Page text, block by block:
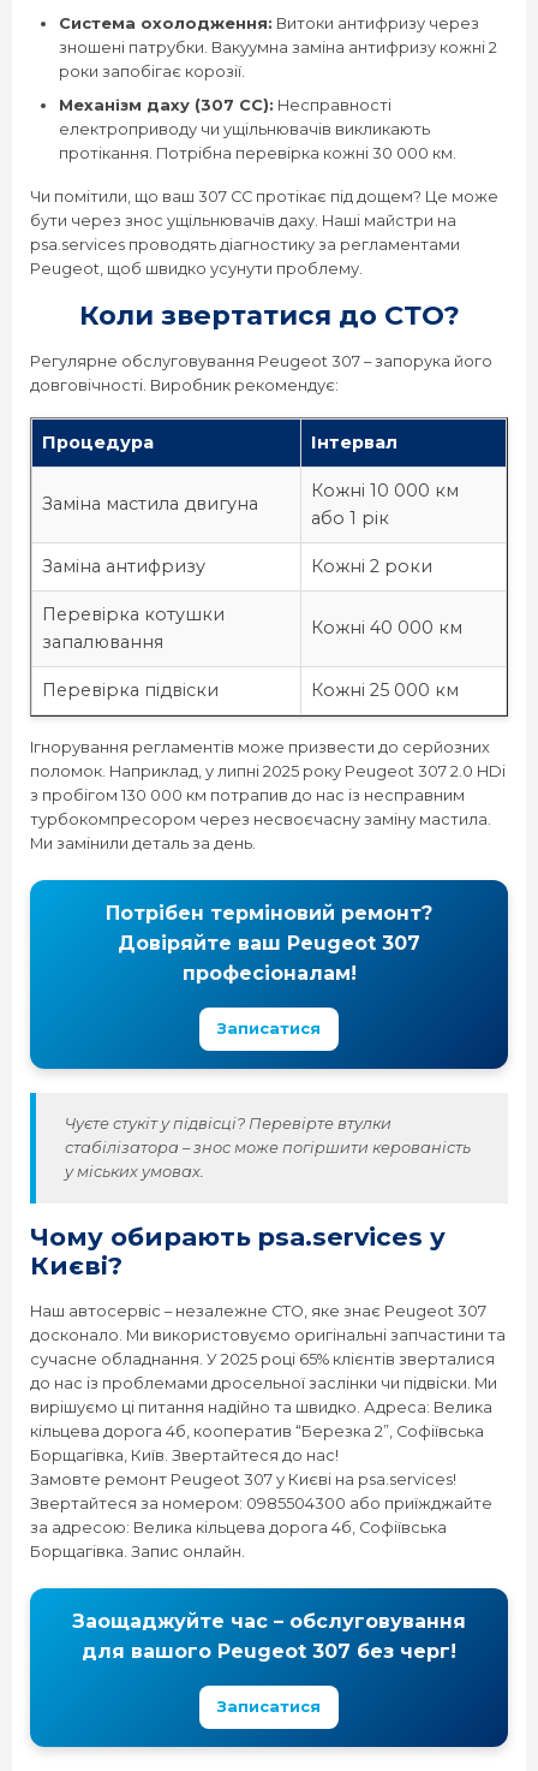
Система охолодження: Витоки антифризу через
зношені патрубки. Вакуумна заміна антифризу кожні 2
роки запобігає корозії.
Механізм даху (307 CC): Несправності
електроприводу чи ущільнювачів викликають
протікання. Потрібна перевірка кожні 30 000 км.
Чи помітили, що ваш 307 CC протікає під дощем? Це може
бути через знос ущільнювачів даху. Наші майстри на
psa.services проводять діагностику за регламентами
Peugeot, щоб швидко усунути проблему.
Коли звертатися до СТО?
Регулярне обслуговування Peugeot 307 – запорука його
довговічності. Виробник рекомендує:
Процедура Інтервал
Заміна мастила двигуна
Кожні 10 000 км
або 1 рік
Заміна антифризу Кожні 2 роки
Перевірка котушки
запалювання
Кожні 40 000 км
Перевірка підвіски Кожні 25 000 км
Ігнорування регламентів може призвести до серйозних
поломок. Наприклад, у липні 2025 року Peugeot 307 2.0 HDi
з пробігом 130 000 км потрапив до нас із несправним
турбокомпресором через несвоєчасну заміну мастила.
Ми замінили деталь за день.
Потрібен терміновий ремонт?
Довіряйте ваш Peugeot 307
професіоналам!
Записатися
Чуєте стукіт у підвісці? Перевірте втулки
стабілізатора – знос може погіршити керованість
у міських умовах.
Чому обирають psa.services у
Києві?
Наш автосервіс – незалежне СТО, яке знає Peugeot 307
досконало. Ми використовуємо оригінальні запчастини та
сучасне обладнання. У 2025 році 65% клієнтів зверталися
до нас із проблемами дросельної заслінки чи підвіски. Ми
вирішуємо ці питання надійно та швидко. Адреса: Велика
кільцева дорога 4б, кооператив “Березка 2”, Софіївська
Борщагівка, Київ. Звертайтеся до нас!
Замовте ремонт Peugeot 307 у Києві на psa.services!
Звертайтеся за номером: 0985504300 або приїжджайте
за адресою: Велика кільцева дорога 4б, Софіївська
Борщагівка. Запис онлайн.
Заощаджуйте час – обслуговування
для вашого Peugeot 307 без черг!
Записатися